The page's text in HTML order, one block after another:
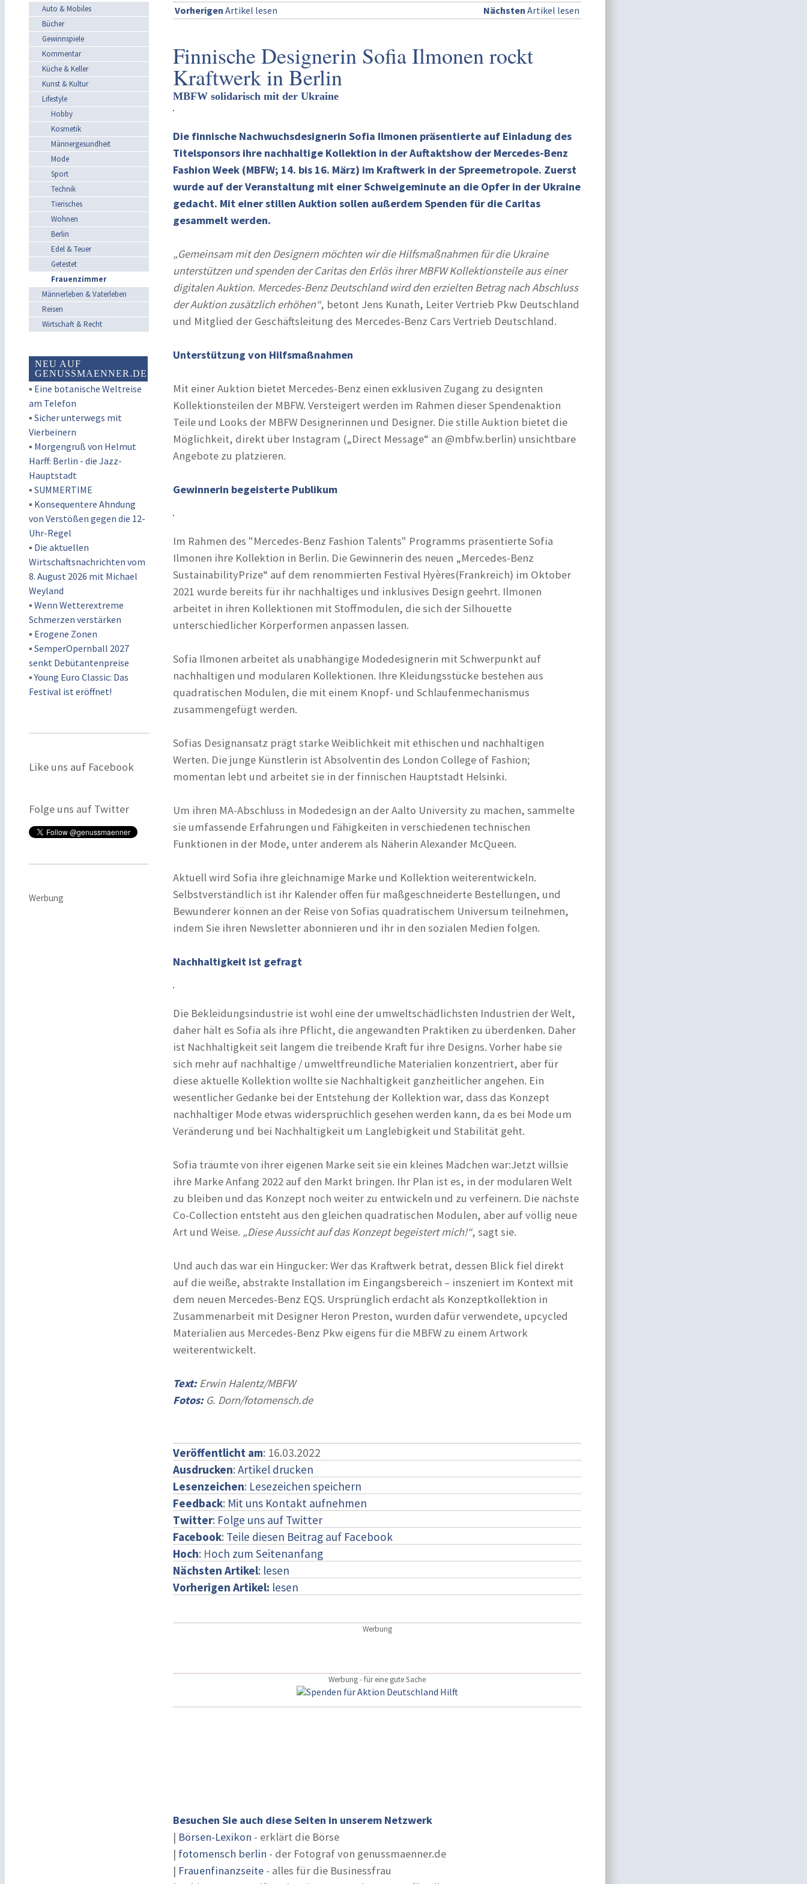
Auto & Mobiles
Bücher
Gewinnspiele
Kommentar
Küche & Keller
Kunst & Kultur
Lifestyle
Hobby
Kosmetik
Männergesundheit
Mode
Sport
Technik
Tierisches
Wohnen
Berlin
Edel & Teuer
Getestet
Frauenzimmer
Männerleben & Vaterleben
Reisen
Wirtschaft & Recht
NEU AUF
GENUSSMAENNER.DE
▪ Eine botanische Weltreise
am Telefon
▪ Sicher unterwegs mit
Vierbeinern
▪ Morgengruß von Helmut
Harff: Berlin - die Jazz-
Hauptstadt
▪ SUMMERTIME
▪ Konsequentere Ahndung
von Verstößen gegen die 12-
Uhr-Regel
▪ Die aktuellen
Wirtschaftsnachrichten vom
8. August 2026 mit Michael
Weyland
▪ Wenn Wetterextreme
Schmerzen verstärken
▪ Erogene Zonen
▪ SemperOpernball 2027
senkt Debütantenpreise
▪Young Euro Classic: Das
Festival ist eröffnet!
Like uns auf Facebook
Folge uns auf Twitter
Werbung
Vorherigen Artikel lesen Nächsten Artikel lesen
Finnische Designerin Sofia Ilmonen rockt
Kraftwerk in Berlin
MBFW solidarisch mit der Ukraine
Die finnische Nachwuchsdesignerin Sofia Ilmonen präsentierte auf Einladung des
Titelsponsors ihre nachhaltige Kollektion in der Auftaktshow der Mercedes-Benz
Fashion Week (MBFW; 14. bis 16. März) im Kraftwerk in der Spreemetropole. Zuerst
wurde auf der Veranstaltung mit einer Schweigeminute an die Opfer in der Ukraine
gedacht. Mit einer stillen Auktion sollen außerdem Spenden für die Caritas
gesammelt werden.
„Gemeinsam mit den Designern möchten wir die Hilfsmaßnahmen für die Ukraine
unterstützen und spenden der Caritas den Erlös ihrer MBFW Kollektionsteile aus einer
digitalen Auktion. Mercedes-Benz Deutschland wird den erzielten Betrag nach Abschluss
der Auktion zusätzlich erhöhen“, betont Jens Kunath, Leiter Vertrieb Pkw Deutschland
und Mitglied der Geschäftsleitung des Mercedes-Benz Cars Vertrieb Deutschland.
Unterstützung von Hilfsmaßnahmen
Mit einer Auktion bietet Mercedes-Benz einen exklusiven Zugang zu designten
Kollektionsteilen der MBFW. Versteigert werden im Rahmen dieser Spendenaktion
Teile und Looks der MBFW Designerinnen und Designer. Die stille Auktion bietet die
Möglichkeit, direkt über Instagram („Direct Message“ an @mbfw.berlin) unsichtbare
Angebote zu platzieren.
Gewinnerin begeisterte Publikum
Im Rahmen des "Mercedes-Benz Fashion Talents" Programms präsentierte Sofia
Ilmonen ihre Kollektion in Berlin. Die Gewinnerin des neuen „Mercedes-Benz
SustainabilityPrize“ auf dem renommierten Festival Hyères(Frankreich) im Oktober
2021 wurde bereits für ihr nachhaltiges und inklusives Design geehrt. Ilmonen
arbeitet in ihren Kollektionen mit Stoffmodulen, die sich der Silhouette
unterschiedlicher Körperformen anpassen lassen.
Sofia Ilmonen arbeitet als unabhängige Modedesignerin mit Schwerpunkt auf
nachhaltigen und modularen Kollektionen. Ihre Kleidungsstücke bestehen aus
quadratischen Modulen, die mit einem Knopf- und Schlaufenmechanismus
zusammengefügt werden.
Sofias Designansatz prägt starke Weiblichkeit mit ethischen und nachhaltigen
Werten. Die junge Künstlerin ist Absolventin des London College of Fashion;
momentan lebt und arbeitet sie in der finnischen Hauptstadt Helsinki.
Um ihren MA-Abschluss in Modedesign an der Aalto University zu machen, sammelte
sie umfassende Erfahrungen und Fähigkeiten in verschiedenen technischen
Funktionen in der Mode, unter anderem als Näherin Alexander McQueen.
Aktuell wird Sofia ihre gleichnamige Marke und Kollektion weiterentwickeln.
Selbstverständlich ist ihr Kalender offen für maßgeschneiderte Bestellungen, und
Bewunderer können an der Reise von Sofias quadratischem Universum teilnehmen,
indem Sie ihren Newsletter abonnieren und ihr in den sozialen Medien folgen.
Nachhaltigkeit ist gefragt
Die Bekleidungsindustrie ist wohl eine der umweltschädlichsten Industrien der Welt,
daher hält es Sofia als ihre Pflicht, die angewandten Praktiken zu überdenken. Daher
ist Nachhaltigkeit seit langem die treibende Kraft für ihre Designs. Vorher habe sie
sich mehr auf nachhaltige / umweltfreundliche Materialien konzentriert, aber für
diese aktuelle Kollektion wollte sie Nachhaltigkeit ganzheitlicher angehen. Ein
wesentlicher Gedanke bei der Entstehung der Kollektion war, dass das Konzept
nachhaltiger Mode etwas widersprüchlich gesehen werden kann, da es bei Mode um
Veränderung und bei Nachhaltigkeit um Langlebigkeit und Stabilität geht.
Sofia träumte von ihrer eigenen Marke seit sie ein kleines Mädchen war:Jetzt willsie
ihre Marke Anfang 2022 auf den Markt bringen. Ihr Plan ist es, in der modularen Welt
zu bleiben und das Konzept noch weiter zu entwickeln und zu verfeinern. Die nächste
Co-Collection entsteht aus den gleichen quadratischen Modulen, aber auf völlig neue
Art und Weise. „Diese Aussicht auf das Konzept begeistert mich!“, sagt sie.
Und auch das war ein Hingucker: Wer das Kraftwerk betrat, dessen Blick fiel direkt
auf die weiße, abstrakte Installation im Eingangsbereich – inszeniert im Kontext mit
dem neuen Mercedes-Benz EQS. Ursprünglich erdacht als Konzeptkollektion in
Zusammenarbeit mit Designer Heron Preston, wurden dafür verwendete, upcycled
Materialien aus Mercedes-Benz Pkw eigens für die MBFW zu einem Artwork
weiterentwickelt.
Text:Erwin Halentz/MBFW
Fotos: G. Dorn/fotomensch.de
Veröffentlicht am: 16.03.2022
Ausdrucken: Artikel drucken
Lesenzeichen: Lesezeichen speichern
Feedback: Mit uns Kontakt aufnehmen
Twitter: Folge uns auf Twitter
Facebook: Teile diesen Beitrag auf Facebook
Hoch: Hoch zum Seitenanfang
Nächsten Artikel: lesen
Vorherigen Artikel: lesen
Werbung
Werbung - für eine gute Sache
Besuchen Sie auch diese Seiten in unserem Netzwerk
| Börsen-Lexikon - erklärt die Börse
| fotomensch berlin - der Fotograf von genussmaenner.de
| Frauenfinanzseite - alles für die Businessfrau